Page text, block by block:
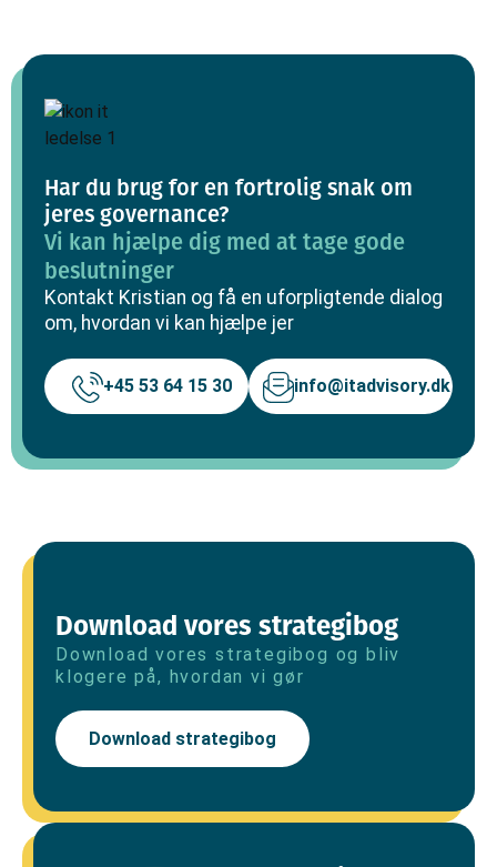
Har du brug for en fortrolig snak om
jeres governance?
Vi kan hjælpe dig med at tage gode
beslutninger
Kontakt Kristian og få en uforpligtende dialog
om, hvordan vi kan hjælpe jer
+45 53 64 15 30 info@itadvisory.dk
Download vores strategibog
Download vores strategibog og bliv
klogere på, hvordan vi gør
Download strategibog